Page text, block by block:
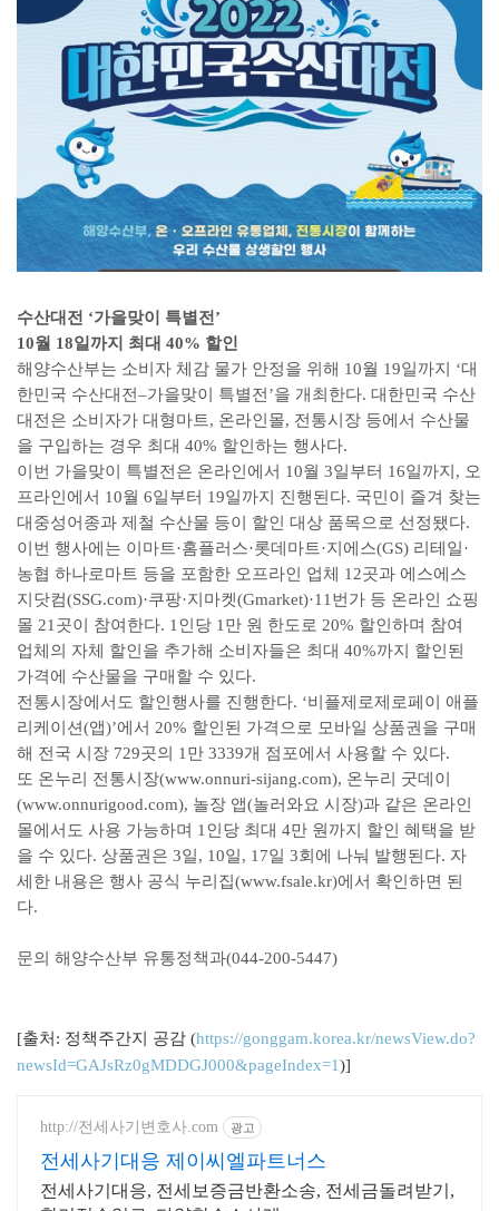
수산대전 ‘가을맞이 특별전’
10월 18일까지 최대 40% 할인
해양수산부는 소비자 체감 물가 안정을 위해 10월 19일까지 ‘대
한민국 수산대전–가을맞이 특별전’을 개최한다. 대한민국 수산
대전은 소비자가 대형마트, 온라인몰, 전통시장 등에서 수산물
을 구입하는 경우 최대 40% 할인하는 행사다.
이번 가을맞이 특별전은 온라인에서 10월 3일부터 16일까지, 오
프라인에서 10월 6일부터 19일까지 진행된다. 국민이 즐겨 찾는
대중성어종과 제철 수산물 등이 할인 대상 품목으로 선정됐다.
이번 행사에는 이마트·홈플러스·롯데마트·지에스(GS) 리테일·
농협 하나로마트 등을 포함한 오프라인 업체 12곳과 에스에스
지닷컴(SSG.com)·쿠팡·지마켓(Gmarket)·11번가 등 온라인 쇼핑
몰 21곳이 참여한다. 1인당 1만 원 한도로 20% 할인하며 참여
업체의 자체 할인을 추가해 소비자들은 최대 40%까지 할인된
가격에 수산물을 구매할 수 있다.
전통시장에서도 할인행사를 진행한다. ‘비플제로제로페이 애플
리케이션(앱)’에서 20% 할인된 가격으로 모바일 상품권을 구매
해 전국 시장 729곳의 1만 3339개 점포에서 사용할 수 있다.
또 온누리 전통시장(www.onnuri-sijang.com), 온누리 굿데이
(www.onnurigood.com), 놀장 앱(놀러와요 시장)과 같은 온라인
몰에서도 사용 가능하며 1인당 최대 4만 원까지 할인 혜택을 받
을 수 있다. 상품권은 3일, 10일, 17일 3회에 나눠 발행된다. 자
세한 내용은 행사 공식 누리집(www.fsale.kr)에서 확인하면 된
다.
문의 해양수산부 유통정책과(044-200-5447)
[출처: 정책주간지 공감 (https://gonggam.korea.kr/newsView.do?
newsId=GAJsRz0gMDDGJ000&pageIndex=1)]
http://전세사기변호사.com 광고
전세사기대응 제이씨엘파트너스
전세사기대응, 전세보증금반환소송, 전세금돌려받기,